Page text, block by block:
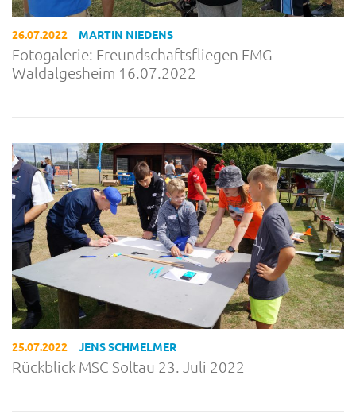
26.07.2022 MARTIN NIEDENS
Fotogalerie: Freundschaftsfliegen FMG
Waldalgesheim 16.07.2022
25.07.2022 JENS SCHMELMER
Rückblick MSC Soltau 23. Juli 2022